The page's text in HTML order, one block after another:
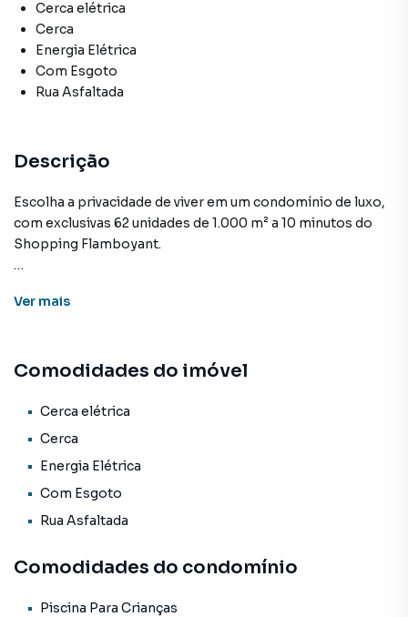
Cerca elétrica
Cerca
Energia Elétrica
Com Esgoto
Rua Asfaltada
Descrição
Escolha a privacidade de viver em um condomínio de luxo,
com exclusivas 62 unidades de 1.000 m² a 10 minutos do
Shopping Flamboyant.
•Exclusivos 62 lotes com 1.000 m²
•Localizado no Km 13 da GO 020
Canedo
•Salão de Festas
•Churrasqueira Gourmet
•Piscina Raiada Aquecida com Deck Molhado
•Piscina Infantil Aquecida
•Quadra Poliesportiva
Ver mais
Comodidades do imóvel
Cerca elétrica
Cerca
Energia Elétrica
Com Esgoto
Rua Asfaltada
Comodidades do condomínio
Piscina Para Crianças